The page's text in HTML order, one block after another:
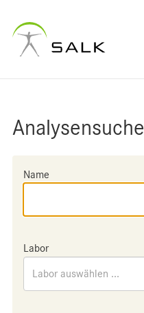
Analysensuche
Name
Labor
Labor auswählen ...